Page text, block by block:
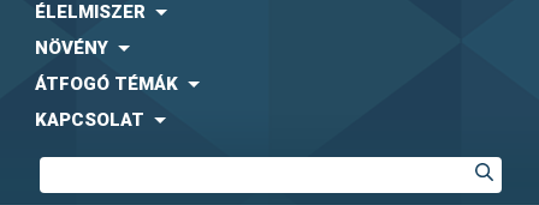
ÉLELMISZER
NÖVÉNY
ÁTFOGÓ TÉMÁK
KAPCSOLAT